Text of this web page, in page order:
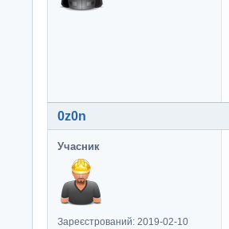
0z0n
Учасник
Зареєстрований: 2019-02-10